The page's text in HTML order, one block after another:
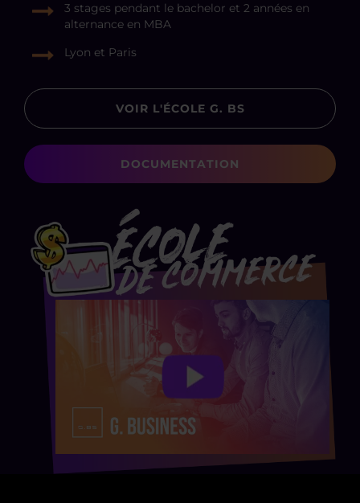
3 stages pendant le bachelor et 2 années en
alternance en MBA
Lyon et Paris
VOIR L'ÉCOLE G. BS
DOCUMENTATION